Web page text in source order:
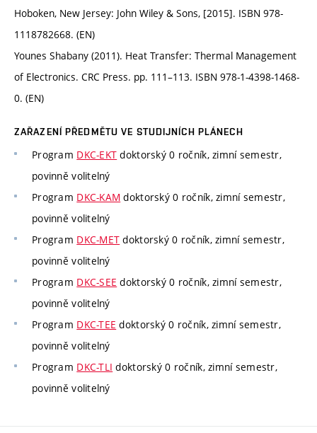
Hoboken, New Jersey: John Wiley & Sons, [2015]. ISBN 978-
1118782668. (EN)
Younes Shabany (2011). Heat Transfer: Thermal Management
of Electronics. CRC Press. pp. 111–113. ISBN 978-1-4398-1468-
0. (EN)
ZAŘAZENÍ PŘEDMĚTU VE STUDIJNÍCH PLÁNECH
Program DKC-EKT doktorský 0 ročník, zimní semestr,
povinně volitelný
Program DKC-KAM doktorský 0 ročník, zimní semestr,
povinně volitelný
Program DKC-MET doktorský 0 ročník, zimní semestr,
povinně volitelný
Program DKC-SEE doktorský 0 ročník, zimní semestr,
povinně volitelný
Program DKC-TEE doktorský 0 ročník, zimní semestr,
povinně volitelný
Program DKC-TLI doktorský 0 ročník, zimní semestr,
povinně volitelný